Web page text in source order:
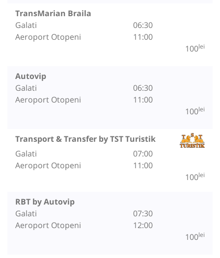
TransMarian Braila
Galati
Aeroport Otopeni
06:30
11:00
100lei
Autovip
Galati
Aeroport Otopeni
06:30
11:00
100lei
Transport & Transfer by TST Turistik
Galati
Aeroport Otopeni
07:00
11:00
100lei
RBT by Autovip
Galati
Aeroport Otopeni
07:30
12:00
100lei